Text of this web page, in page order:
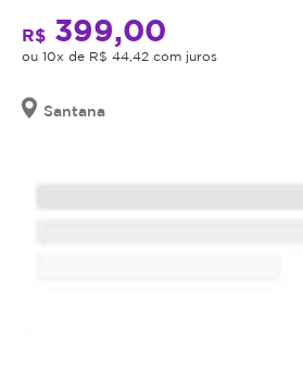
R$ 399,00
ou 10x de R$ 44,42 com juros
Santana